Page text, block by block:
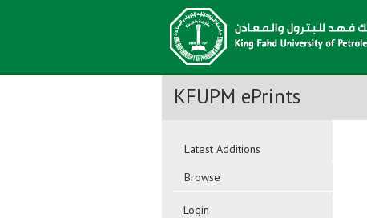
KFUPM ePrints
Latest Additions
Browse
Login